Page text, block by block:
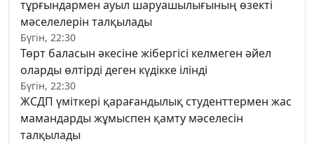
тұрғындармен ауыл шаруашылығының өзекті
мәселелерін талқылады
Бүгін, 22:30
Төрт баласын әкесіне жібергісі келмеген әйел
оларды өлтірді деген күдікке ілінді
Бүгін, 22:30
ЖСДП үміткері қарағандылық студенттермен жас
мамандарды жұмыспен қамту мәселесін
талқылады